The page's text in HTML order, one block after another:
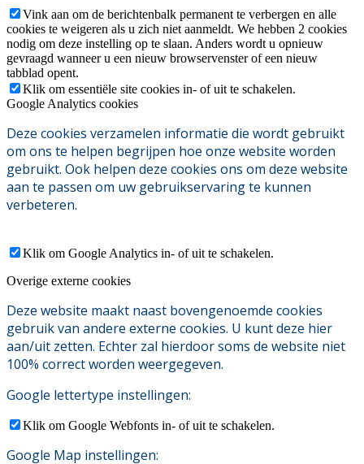
Vink aan om de berichtenbalk permanent te verbergen en alle
cookies te weigeren als u zich niet aanmeldt. We hebben 2 cookies
nodig om deze instelling op te slaan. Anders wordt u opnieuw
gevraagd wanneer u een nieuw browservenster of een nieuw
tabblad opent.
Klik om essentiële site cookies in- of uit te schakelen.
Google Analytics cookies
Deze cookies verzamelen informatie die wordt gebruikt
om ons te helpen begrijpen hoe onze website worden
gebruikt. Ook helpen deze cookies ons om deze website
aan te passen om uw gebruikservaring te kunnen
verbeteren.
Klik om Google Analytics in- of uit te schakelen.
Overige externe cookies
Deze website maakt naast bovengenoemde cookies
gebruik van andere externe cookies. U kunt deze hier
aan/uit zetten. Echter zal hierdoor soms de website niet
100% correct worden weergegeven.
Google lettertype instellingen:
Klik om Google Webfonts in- of uit te schakelen.
Google Map instellingen: